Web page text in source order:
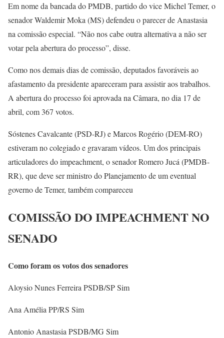
Em nome da bancada do PMDB, partido do vice Michel Temer, o
senador Waldemir Moka (MS) defendeu o parecer de Anastasia
na comissão especial. “Não nos cabe outra alternativa a não ser
votar pela abertura do processo”, disse.
Como nos demais dias de comissão, deputados favoráveis ao
afastamento da presidente apareceram para assistir aos trabalhos.
A abertura do processo foi aprovada na Câmara, no dia 17 de
abril, com 367 votos.
Sóstenes Cavalcante (PSD-RJ) e Marcos Rogério (DEM-RO)
estiveram no colegiado e gravaram vídeos. Um dos principais
articuladores do impeachment, o senador Romero Jucá (PMDB-
RR), que deve ser ministro do Planejamento de um eventual
governo de Temer, também compareceu
COMISSÃO DO IMPEACHMENT NO
SENADO
Como foram os votos dos senadores
Aloysio Nunes Ferreira PSDB/SP Sim
Ana Amélia PP/RS Sim
Antonio Anastasia PSDB/MG Sim